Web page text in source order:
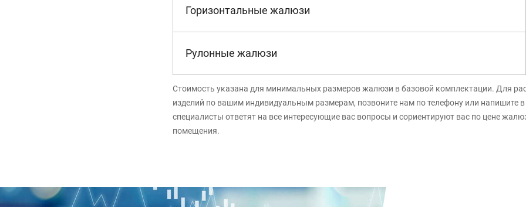
Горизонтальные жалюзи
Рулонные жалюзи
Стоимость указана для минимальных размеров жалюзи в базовой комплектации. Для
изделий по вашим индивидуальным размерам, позвоните нам по телефону или напишите
специалисты ответят на все интересующие вас вопросы и сориентируют вас по цене
помещения.